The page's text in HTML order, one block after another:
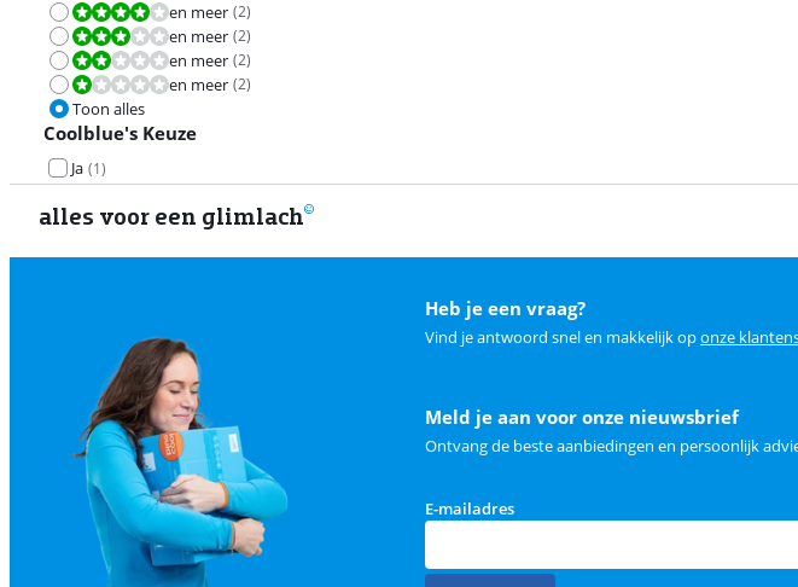
Beoordeling is 8,0 van de 10.
en meer (2)
Beoordeling is 6,0 van de 10.
en meer (2)
Beoordeling is 4,0 van de 10.
en meer (2)
Beoordeling is 2,0 van de 10.
en meer (2)
Toon alles
Coolblue's Keuze
Ja (1)
alles voor een glimlach
Heb je een vraag?
Vind je antwoord snel en makkelijk oponze
Meld je aan voor onze nieuwsbrief
Ontvang de beste aanbiedingen en persoonlijk
E-mailadres